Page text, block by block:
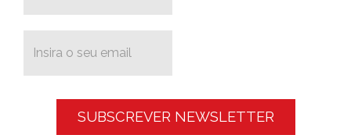
SUBSCREVER NEWSLETTER